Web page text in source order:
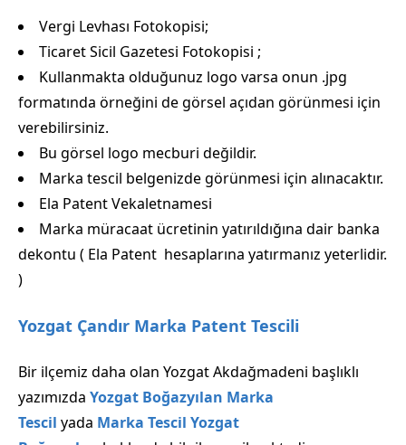
Vergi Levhası Fotokopisi;
Ticaret Sicil Gazetesi Fotokopisi ;
Kullanmakta olduğunuz logo varsa onun .jpg
formatında örneğini de görsel açıdan görünmesi için
verebilirsiniz.
Bu görsel logo mecburi değildir.
Marka tescil belgenizde görünmesi için alınacaktır.
Ela Patent Vekaletnamesi
Marka müracaat ücretinin yatırıldığına dair banka
dekontu ( Ela Patent hesaplarına yatırmanız yeterlidir.
)
Yozgat Çandır Marka Patent Tescili
Bir ilçemiz daha olan Yozgat Akdağmadeni başlıklı
yazımızda Yozgat Boğazyılan Marka
Tescil yada Marka Tescil Yozgat